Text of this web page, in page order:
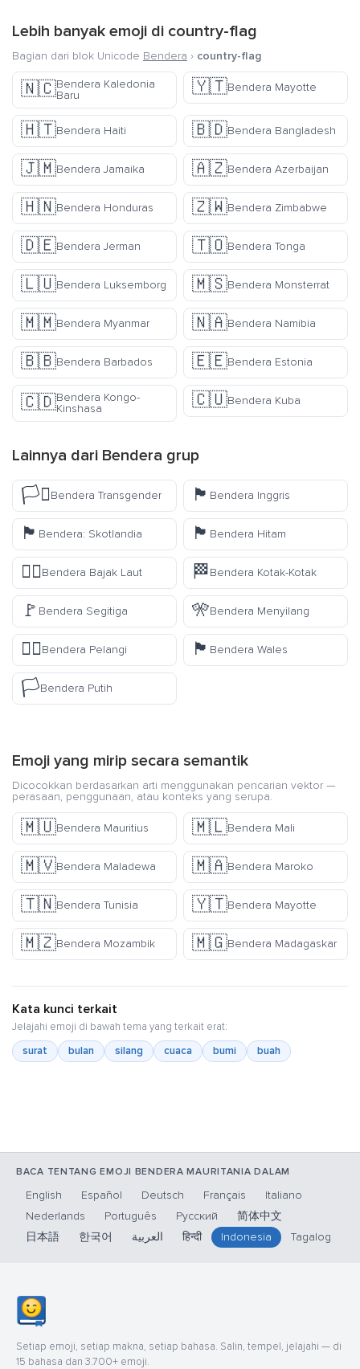
Lebih banyak emoji di country-flag
Bagian dari blok Unicode Bendera › country-flag
🇳🇨Bendera Kaledonia
Baru
🇾🇹Bendera Mayotte
🇭🇹Bendera Haiti 🇧🇩Bendera Bangladesh
🇯🇲Bendera Jamaika 🇦🇿Bendera Azerbaijan
🇭🇳Bendera Honduras 🇿🇼Bendera Zimbabwe
🇩🇪Bendera Jerman 🇹🇴Bendera Tonga
🇱🇺Bendera Luksemborg 🇲🇸Bendera Monsterrat
🇲🇲Bendera Myanmar 🇳🇦Bendera Namibia
🇧🇧Bendera Barbados 🇪🇪Bendera Estonia
🇨🇩Bendera Kongo-
Kinshasa
🇨🇺Bendera Kuba
Lainnya dari Bendera grup
🏳️‍⚧️Bendera Transgender 🏴󠁧󠁢󠁥󠁮󠁧󠁿 Bendera Inggris
🏴󠁧󠁢󠁳󠁣󠁴󠁿 Bendera: Skotlandia 🏴 Bendera Hitam
🏴‍☠️Bendera Bajak Laut 🏁Bendera Kotak-Kotak
🚩 Bendera Segitiga 🎌Bendera Menyilang
🏳️‍🌈Bendera Pelangi 🏴󠁧󠁢󠁷󠁬󠁳󠁿 Bendera Wales
🏳️Bendera Putih
Emoji yang mirip secara semantik
Dicocokkan berdasarkan arti menggunakan pencarian vektor —
perasaan, penggunaan, atau konteks yang serupa.
🇲🇺Bendera Mauritius 🇲🇱Bendera Mali
🇲🇻Bendera Maladewa 🇲🇦Bendera Maroko
🇹🇳Bendera Tunisia 🇾🇹Bendera Mayotte
🇲🇿Bendera Mozambik 🇲🇬Bendera Madagaskar
Kata kunci terkait
Jelajahi emoji di bawah tema yang terkait erat:
surat
bulan silang cuaca bumi buah
BACA TENTANG EMOJI BENDERA MAURITANIA DALAM
English Español Deutsch Français
Italiano
Nederlands
Português Русский
简体中文
日本語
한국어 العربية हिन्दी Indonesia Tagalog
Setiap emoji, setiap makna, setiap bahasa. Salin, tempel, jelajahi — di
15 bahasa dan 3.700+ emoji.